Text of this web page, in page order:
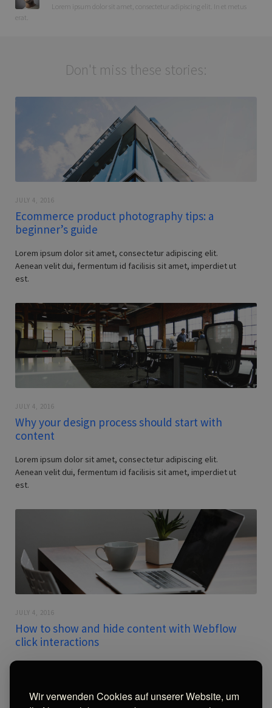
Wir verwenden Cookies auf unserer Website, um
Lorem ipsum dolor sit amet, consectetur adipiscing elit. In et metus
erat.
Don't miss these stories:
JULY 4, 2016
Ecommerce product photography tips: a
beginner’s guide
Lorem ipsum dolor sit amet, consectetur adipiscing elit.
Aenean velit dui, fermentum id facilisis sit amet, imperdiet ut
est.
JULY 4, 2016
Why your design process should start with
content
Lorem ipsum dolor sit amet, consectetur adipiscing elit.
Aenean velit dui, fermentum id facilisis sit amet, imperdiet ut
est.
JULY 4, 2016
How to show and hide content with Webflow
click interactions